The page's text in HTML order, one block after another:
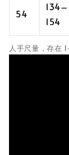
54
134–
154
人手尺量，存在